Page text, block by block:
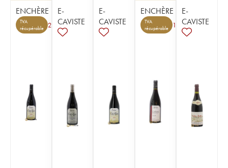
ENCHÈRE
TVA
récupérable
2
E-
CAVISTE
E-
CAVISTE
ENCHÈRE
TVA
récupérable
1
E-
CAVISTE